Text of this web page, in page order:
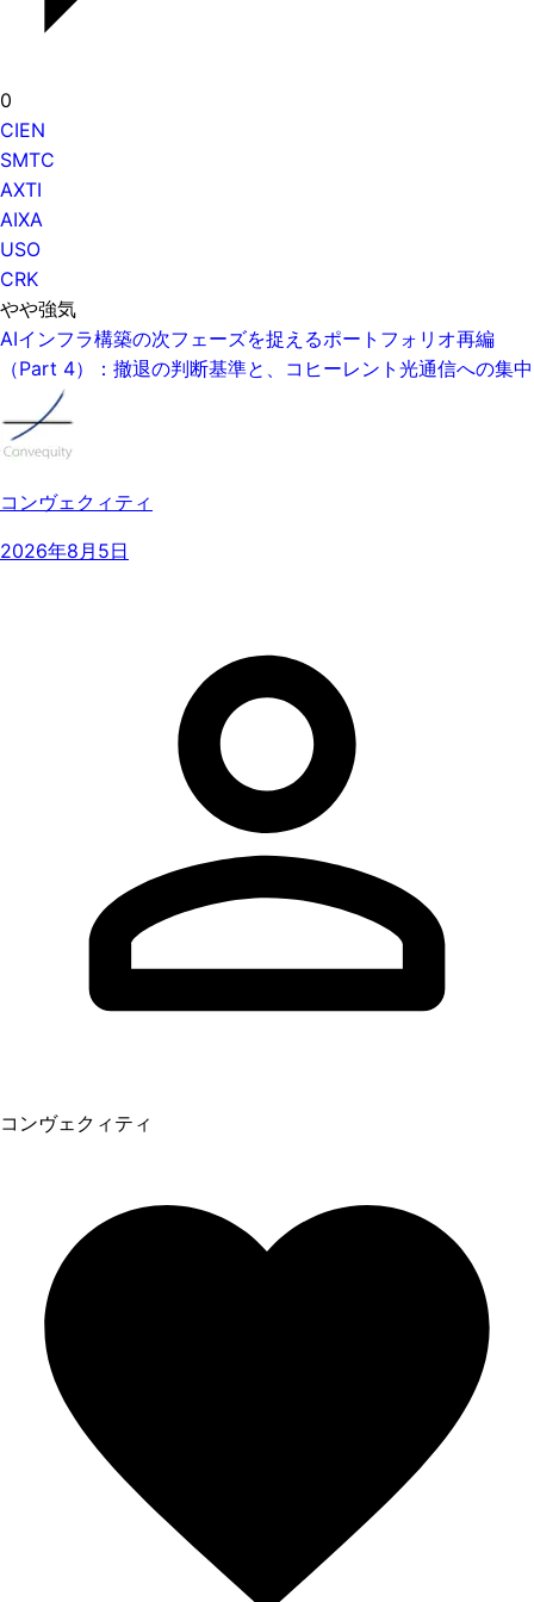
0
CIEN
SMTC
AXTI
AIXA
USO
CRK
やや強気
AIインフラ構築の次フェーズを捉えるポートフォリオ再編
（Part 4）：撤退の判断基準と、コヒーレント光通信への集中
コンヴェクィティ
2026年8月5日
コンヴェクィティ